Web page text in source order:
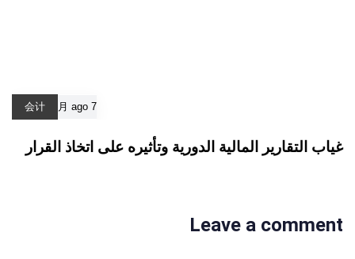
7 月 ago
会计
غياب التقارير المالية الدورية وتأثيره على اتخاذ القرار
Leave a comment